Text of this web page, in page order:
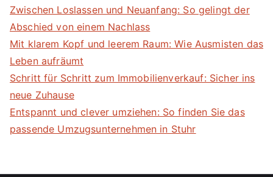
Zwischen Loslassen und Neuanfang: So gelingt der
Abschied von einem Nachlass
Mit klarem Kopf und leerem Raum: Wie Ausmisten das
Leben aufräumt
Schritt für Schritt zum Immobilienverkauf: Sicher ins
neue Zuhause
Entspannt und clever umziehen: So finden Sie das
passende Umzugsunternehmen in Stuhr